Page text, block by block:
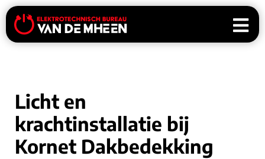
Licht en
krachtinstallatie bij
Kornet Dakbedekking